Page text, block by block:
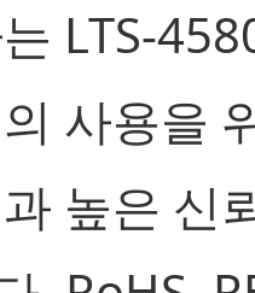
LTS-
사용을
높은 신